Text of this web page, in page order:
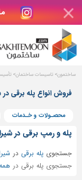
دکوراسیون
بتن
های
بتنی
و
ساختمانی
ساختمون تاسیسات ساختمان
فروش انواع پله برقی در
محصـولات و خـدمات
پله و رمپ برقی در
جستجوی پله برقی در
جستجوی پله برقی در